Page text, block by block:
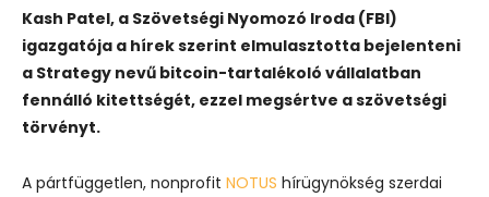
Kash Patel, a Szövetségi Nyomozó Iroda (FBI)
igazgatója a hírek szerint elmulasztotta bejelenteni
a Strategy nevű bitcoin-tartalékoló vállalatban
fennálló kitettségét, ezzel megsértve a szövetségi
törvényt.
A pártfüggetlen, nonprofit NOTUS hírügynökség szerdai